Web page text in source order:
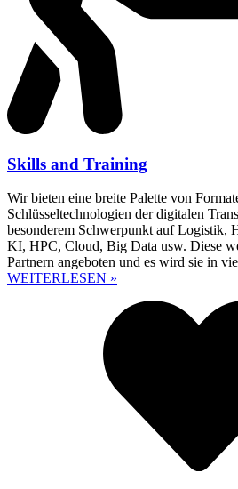
Skills and Training
Wir bieten eine breite Palette von
Schlüsseltechnologien der digitalen
besonderem Schwerpunkt auf Logistik,
KI, HPC, Cloud, Big Data usw. Diese
Partnern angeboten und es wird sie in
WEITERLESEN »